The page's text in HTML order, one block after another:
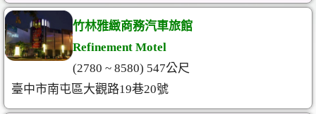
竹林雅緻商務汽車旅館
Refinement Motel
(2780 ~ 8580) 547公尺
臺中市南屯區大觀路19巷20號